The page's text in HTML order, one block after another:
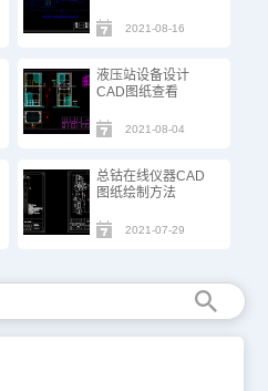
2021-08-16
液压站设备设计
CAD图纸查看
2021-08-04
总钴在线仪器CAD
图纸绘制方法
2021-07-29